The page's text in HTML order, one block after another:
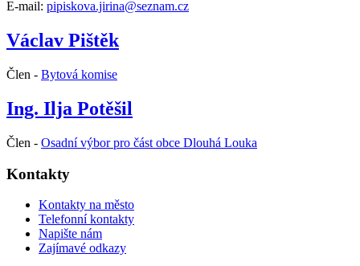
E-mail: pipiskova.jirina@seznam.cz
Václav Pištěk
Člen - Bytová komise
Ing. Ilja Potěšil
Člen - Osadní výbor pro část obce Dlouhá Louka
Kontakty
Kontakty na město
Telefonní kontakty
Napište nám
Zajímavé odkazy